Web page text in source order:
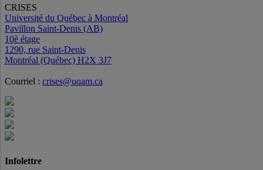
CRISES
Université du Québec à Montréal
Pavillon Saint-Denis (AB)
10è étage
1290, rue Saint-Denis
Montréal (Québec) H2X 3J7
Courriel : crises@uqam.ca
Infolettre